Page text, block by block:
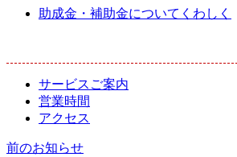
助成金・補助金についてくわしく
サービスご案内
営業時間
アクセス
前のお知らせ